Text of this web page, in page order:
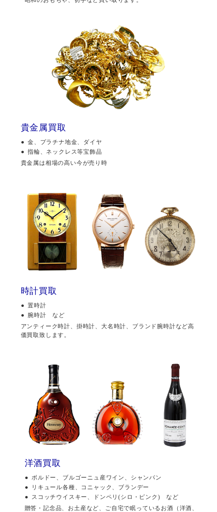
貴金属買取
金、プラチナ地金、ダイヤ
指輪、ネックレス等宝飾品
貴金属は相場の高い今が売り時
時計買取
置時計
腕時計 など
アンティーク時計、掛時計、大名時計、ブランド腕時計など高
価買取致します。
洋酒買取
ボルドー、ブルゴーニュ産ワイン、シャンパン
リキュール各種、コニャック、ブランデー
スコッチウイスキー、ドンペリ(シロ・ピンク) など
贈答・記念品、お土産など、ご自宅で眠っているお酒（洋酒、